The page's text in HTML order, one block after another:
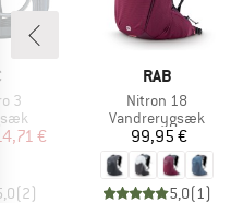
3
pris
€
(2)
MÆRKE
RAB
Artikel
Nitron 18
Produktgruppe
Vandrerygsæk
Pris
99,95 €
5,0(1)